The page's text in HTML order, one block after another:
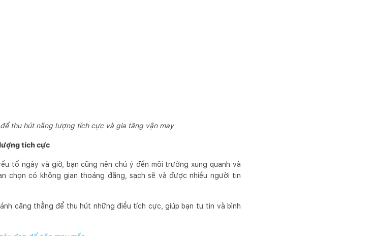
thu hút năng lượng tích cực và gia tăng vận may
tích cực
tố ngày và giờ, bạn cũng nên chú ý đến môi trường xung quanh và
chọn có không gian thoáng đãng, sạch sẽ và được nhiều người tin
căng thẳng để thu hút những điều tích cực, giúp bạn tự tin và bình